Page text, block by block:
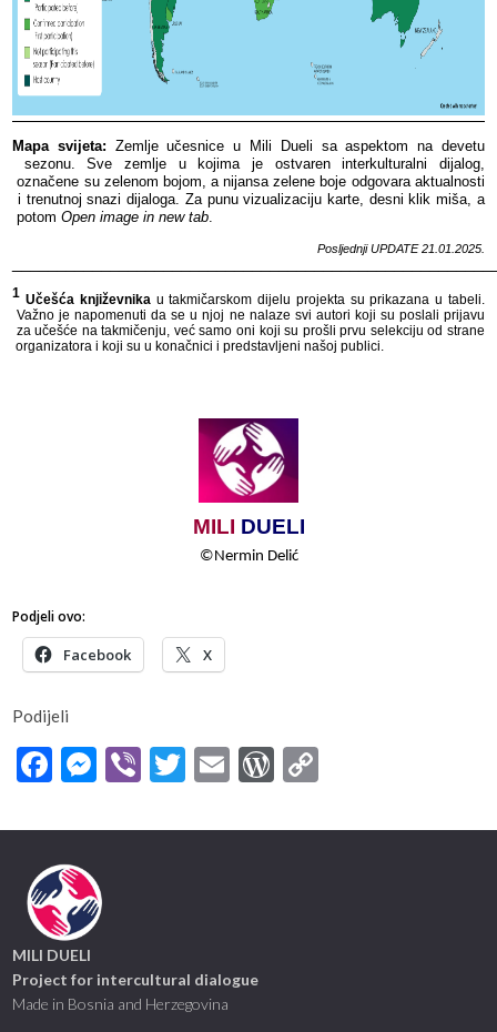
Mapa​​ svijeta: ​​ Zemlje​​ učesnice​​ u​​ Mili​​ Dueli​​ sa​​ aspektom​​ na​​ devetu​​
sezonu.​​ Sve​​ zemlje​​ u​​ kojima​​ je​​ ostvaren​​ interkulturalni​​ dijalog,​​
označene​​ su​​ zelenom​​ bojom,​​ a​​ nijansa​​ zelene​​ boje​​ odgovara​​ aktualnosti​​
i​​ trenutnoj​​ snazi​​ dijaloga.​​ Za​​ punu​​ vizualizaciju​​ karte,​​ desni​​ klik​​ miša,​​ a​​
potom​​Open​​ image​​ in​​ new​​ tab.​​
Posljednji​​ UPDATE​​ 21.01.2025.
1 Učešća​​ književnika​​ u​​ takmičarskom​​ dijelu​​ projekta​​ su​​ prikazana​​ u​​ tabeli.​​
Važno​​ je​​ napomenuti​​ da​​ se​​ u​​ njoj​​ ne​​ nalaze​​ svi​​ autori​​ koji​​ su​​ poslali​​ prijavu​​
za​​ učešće​​ na​​ takmičenju,​​ već​​ samo​​ oni​​ koji​​ su​​ prošli​​ prvu​​ selekciju​​ od​​ strane​​
organizatora​​ i​​ koji​​ su​​ u​​ konačnici​​ i​​ predstavljeni​​ našoj​​ publici.​​
MILI DUELI
©Nermin​​ Delić
Podjeli ovo:
Facebook X
Podijeli
Facebook
Messenger
ViberTwitter
EmailWordPress
MILI DUELI
Project for intercultural dialogue
Made in Bosnia and Herzegovina